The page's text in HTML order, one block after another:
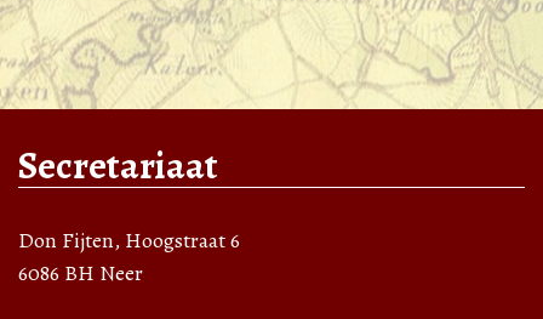
Secretariaat
Don Fijten, Hoogstraat 6
6086 BH Neer